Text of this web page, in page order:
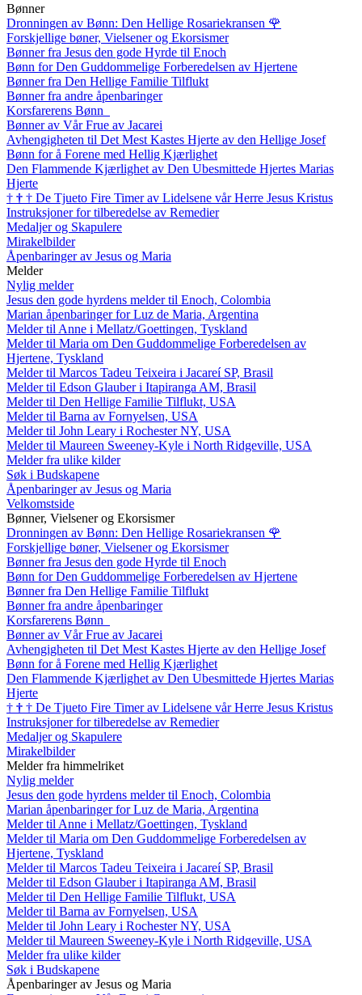
Bønner
Dronningen av Bønn: Den Hellige Rosariekransen 🌹
Forskjellige bøner, Vielsener og Ekorsismer
Bønner fra Jesus den gode Hyrde til Enoch
Bønn for Den Guddommelige Forberedelsen av Hjertene
Bønner fra Den Hellige Familie Tilflukt
Bønner fra andre åpenbaringer
Korsfarerens Bønn
Bønner av Vår Frue av Jacarei
Avhengigheten til Det Mest Kastes Hjerte av den Hellige Josef
Bønn for å Forene med Hellig Kjærlighet
Den Flammende Kjærlighet av Den Ubesmittede Hjertes Marias
Hjerte
† † † De Tjueto Fire Timer av Lidelsene vår Herre Jesus Kristus
Instruksjoner for tilberedelse av Remedier
Medaljer og Skapulere
Mirakelbilder
Åpenbaringer av Jesus og Maria
Melder
Nylig melder
Jesus den gode hyrdens melder til Enoch, Colombia
Marian åpenbaringer for Luz de Maria, Argentina
Melder til Anne i Mellatz/Goettingen, Tyskland
Melder til Maria om Den Guddommelige Forberedelsen av
Hjertene, Tyskland
Melder til Marcos Tadeu Teixeira i Jacareí SP, Brasil
Melder til Edson Glauber i Itapiranga AM, Brasil
Melder til Den Hellige Familie Tilflukt, USA
Melder til Barna av Fornyelsen, USA
Melder til John Leary i Rochester NY, USA
Melder til Maureen Sweeney-Kyle i North Ridgeville, USA
Melder fra ulike kilder
Søk i Budskapene
Åpenbaringer av Jesus og Maria
Velkomstside
Bønner, Vielsener og Ekorsismer
Dronningen av Bønn: Den Hellige Rosariekransen 🌹
Forskjellige bøner, Vielsener og Ekorsismer
Bønner fra Jesus den gode Hyrde til Enoch
Bønn for Den Guddommelige Forberedelsen av Hjertene
Bønner fra Den Hellige Familie Tilflukt
Bønner fra andre åpenbaringer
Korsfarerens Bønn
Bønner av Vår Frue av Jacarei
Avhengigheten til Det Mest Kastes Hjerte av den Hellige Josef
Bønn for å Forene med Hellig Kjærlighet
Den Flammende Kjærlighet av Den Ubesmittede Hjertes Marias
Hjerte
† † † De Tjueto Fire Timer av Lidelsene vår Herre Jesus Kristus
Instruksjoner for tilberedelse av Remedier
Medaljer og Skapulere
Mirakelbilder
Melder fra himmelriket
Nylig melder
Jesus den gode hyrdens melder til Enoch, Colombia
Marian åpenbaringer for Luz de Maria, Argentina
Melder til Anne i Mellatz/Goettingen, Tyskland
Melder til Maria om Den Guddommelige Forberedelsen av
Hjertene, Tyskland
Melder til Marcos Tadeu Teixeira i Jacareí SP, Brasil
Melder til Edson Glauber i Itapiranga AM, Brasil
Melder til Den Hellige Familie Tilflukt, USA
Melder til Barna av Fornyelsen, USA
Melder til John Leary i Rochester NY, USA
Melder til Maureen Sweeney-Kyle i North Ridgeville, USA
Melder fra ulike kilder
Søk i Budskapene
Åpenbaringer av Jesus og Maria